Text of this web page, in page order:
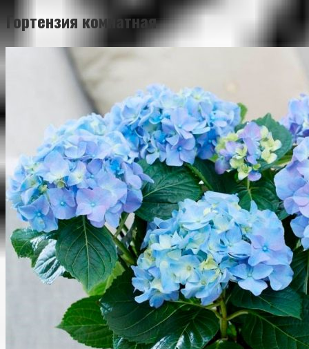
Гортензия комнатная